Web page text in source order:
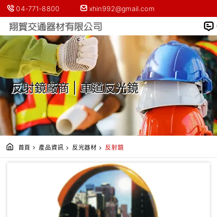
04-771-8800 xhin992@gmail.com
反射鏡廠商 | 車道反光鏡
首頁 產品資訊 反光器材 反射鏡